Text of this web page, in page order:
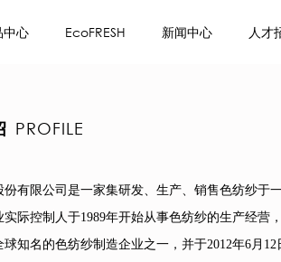
中心 EcoFRESH 新闻中心 人才
PROFILE
份有限公司是一家集研发、生产、销售色纺纱于
实际控制人于1989年开始从事色纺纱的生产经营
球知名的色纺纱制造企业之一，并于2012年6月